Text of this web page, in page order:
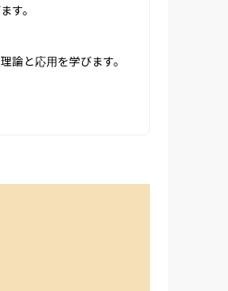
す。
論と応用を学びます。